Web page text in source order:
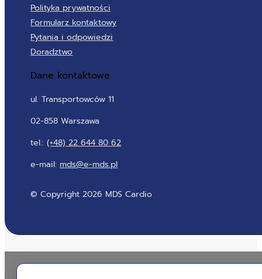
Polityka prywatności
Formularz kontaktowy
Pytania i odpowiedzi
Doradztwo
Dane kontaktowe
ul. Transportowców 11
02-858 Warszawa
tel.:(+48) 22 644 80 62
e-mail: mds@e-mds.pl
© Copyright 2026 MDS Cardio